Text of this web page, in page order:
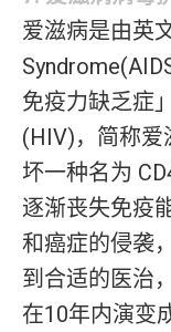
爱滋病是由英
免疫力缺乏症
(HIV)，简称
坏一种名为
逐渐丧失免疫
和癌症的侵袭
到合适的医治
在10年内演变